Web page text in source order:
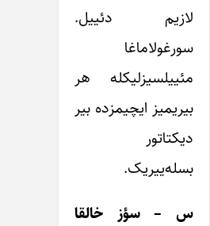
لازیم دئییل.
سورغولاماغا
مئییلسیزلیکله هر
بیریمیز ایچیمزده بیر
دیکتاتور
بسله‌ییریک.
س – سؤز خالقا